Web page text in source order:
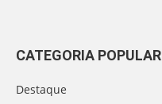
CATEGORIA POPULAR
Destaque